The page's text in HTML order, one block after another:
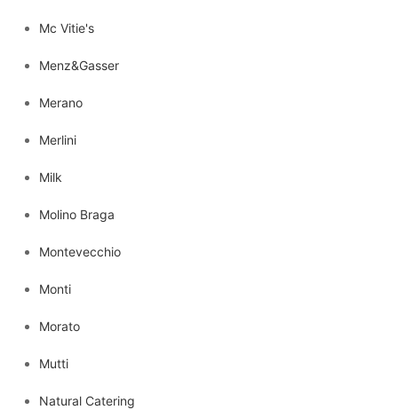
Mc Vitie's
Menz&Gasser
Merano
Merlini
Milk
Molino Braga
Montevecchio
Monti
Morato
Mutti
Natural Catering